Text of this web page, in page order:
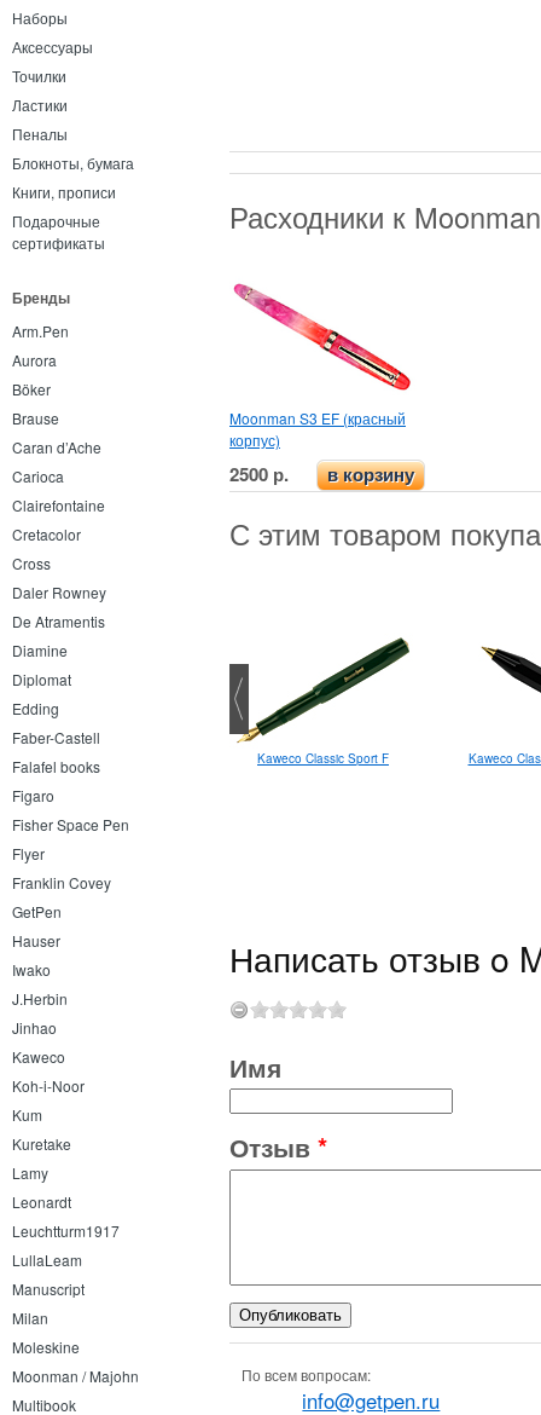
Наборы
Аксессуары
Точилки
Ластики
Пеналы
Блокноты, бумага
Книги, прописи
Подарочные
сертификаты
Бренды
Arm.Pen
Aurora
Böker
Brause
Caran d’Ache
Carioca
Clairefontaine
Cretacolor
Cross
Daler Rowney
De Atramentis
Diamine
Diplomat
Edding
Faber-Castell
Falafel books
Figaro
Fisher Space Pen
Flyer
Franklin Covey
GetPen
Hauser
Iwako
J.Herbin
Jinhao
Kaweco
Koh-i-Noor
Kum
Kuretake
Lamy
Leonardt
Leuchtturm1917
LullaLeam
Manuscript
Milan
Moleskine
Moonman / Majohn
Multibook
Расходники к
Moonman S3 EF (красный
корпус)
2500 р. в корзину
С этим товаром
Держатель для перьев Koh-i-
Kaweco Classic Sport F Kaweco
Написать отзыв o
Имя
Отзыв *
По всем вопросам:
info@getpen.ru